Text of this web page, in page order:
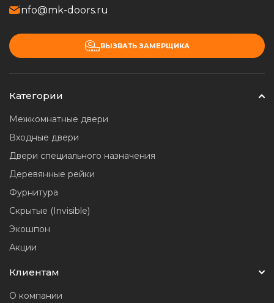
info@mk-doors.ru
ВЫЗВАТЬ ЗАМЕРЩИКА
Категории
Межкомнатные двери
Входные двери
Двери специального назначения
Деревянные рейки
Фурнитура
Скрытые (Invisible)
Экошпон
Акции
Клиентам
О компании